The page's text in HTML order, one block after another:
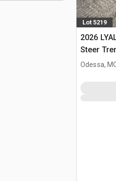
Lot 5219
2026
Steer
Odessa,